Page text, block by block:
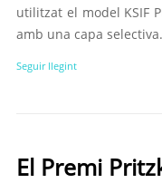
utilitzat el model KSIF
amb una capa
Seguir llegint
El Premi